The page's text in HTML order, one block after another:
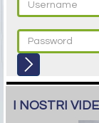
I NOSTRI